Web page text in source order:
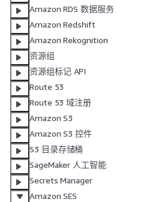
Amazon RDS 数据服务
Amazon Redshift
Amazon Rekognition
资源组
资源组标记 API
Route 53
Route 53 域注册
Amazon S3
Amazon S3 控件
S3 目录存储桶
SageMaker 人工智能
Secrets Manager
Amazon SES